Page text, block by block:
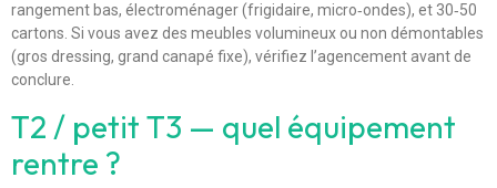
rangement bas, électroménager (frigidaire, micro‑ondes), et 30‑50
cartons. Si vous avez des meubles volumineux ou non démontables
(gros dressing, grand canapé fixe), vérifiez l’agencement avant de
conclure.
T2 / petit T3 — quel équipement
rentre ?